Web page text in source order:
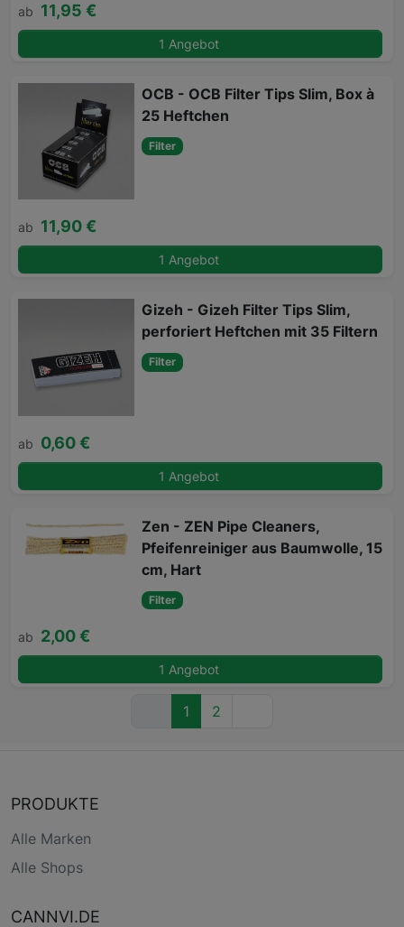
ab 11,95 €
1 Angebot
OCB - OCB Filter Tips Slim, Box à
25 Heftchen
Filter
ab 11,90 €
1 Angebot
Gizeh - Gizeh Filter Tips Slim,
perforiert Heftchen mit 35 Filtern
Filter
ab 0,60 €
1 Angebot
Zen - ZEN Pipe Cleaners,
Pfeifenreiniger aus Baumwolle, 15
cm, Hart
Filter
ab 2,00 €
1 Angebot
1 2
PRODUKTE
Alle Marken
Alle Shops
CANNVI.DE